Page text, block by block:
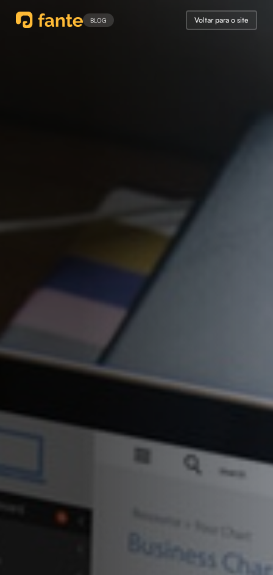
BLOG Voltar para o site